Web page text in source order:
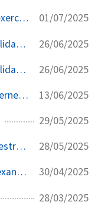
Luiz Fux - O Judiciário não pode exercer função inibitória da liberdade de expressão... 01/07/2025
Decisão do STF sobre responsabilidade de redes sociais 26/06/2025
Decisão do STF sobre responsabilidade de redes sociais 26/06/2025
Julgamento do Marco Civil da Internet no STF: Entenda em 8 Pontos 13/06/2025
29/05/2025
Política dos EUA contra censura estrangeira 28/05/2025
À CSP, Glenn Greenwald acusa Alexandre de Moraes de abuso de poder 30/04/2025
28/03/2025